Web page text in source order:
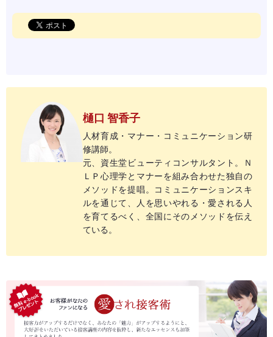
樋口 智香子
人材育成・マナー・コミュニケーション研
修講師。
元、資生堂ビューティコンサルタント。Ｎ
ＬＰ心理学とマナーを組み合わせた独自の
メソッドを提唱。コミュニケーションスキ
ルを通じて、人を思いやれる・愛される人
を育てるべく、全国にそのメソッドを伝え
ている。